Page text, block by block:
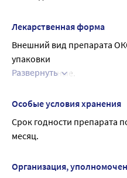
Оксибупрокаин снижает
Лекарственная форма
Внешний вид препарата
упаковки
Капли глазные.
или светло-желтую
полиэтилена высокого
крышками из
1 или 2 флакон-
Развернуть
Особые условия хранения
Срок годности препарата
месяц.
Организация,